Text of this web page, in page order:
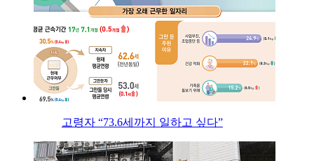
고령자 “73.6세까지 일하고 싶다”